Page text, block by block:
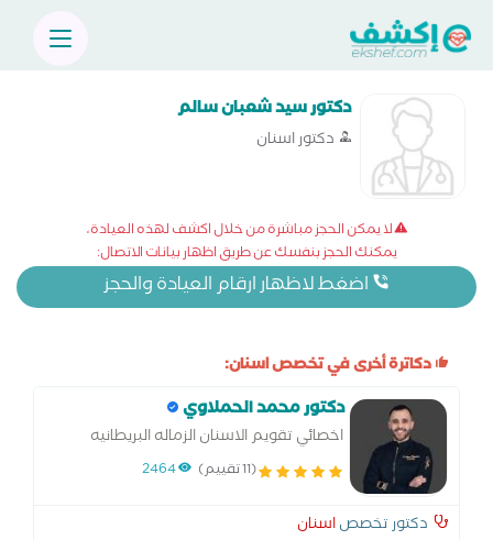
دكتور سيد شعبان سالم
دكتور اسنان
لا يمكن الحجز مباشرة من خلال اكشف لهذه العيادة،
يمكنك الحجز بنفسك عن طريق اظهار بيانات الاتصال:
اضغط لاظهار ارقام العيادة والحجز
دكاترة أخرى في تخصص اسنان:
دكتور محمد الحملاوي
اخصائي تقويم الاسنان الزماله البريطانيه
لتقويم الاسنان
(11 تقييم) 2464
دكتور تخصصاسنان